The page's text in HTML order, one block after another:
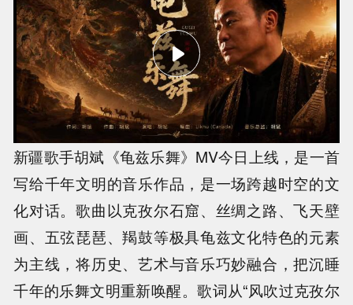
新疆歌手胡斌《龟兹乐舞》MV今日上线，是一首
写给千年文明的音乐作品，是一场跨越时空的文
化对话。歌曲以克孜尔石窟、丝绸之路、飞天壁
画、五弦琵琶、羯鼓等极具龟兹文化特色的元素
为主线，将历史、艺术与音乐巧妙融合，把沉睡
千年的乐舞文明重新唤醒。歌词从“风吹过克孜尔